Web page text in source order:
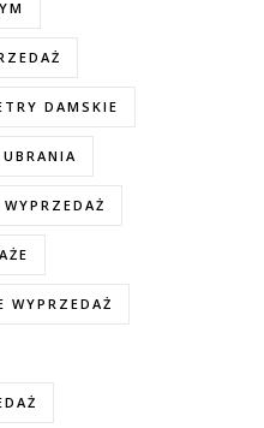
DAMSKIE
WYPRZEDAŻ